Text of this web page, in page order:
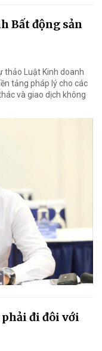
Bất động sản
thảo Luật Kinh doanh
tảng pháp lý cho các
và giao dịch không
đi đôi với